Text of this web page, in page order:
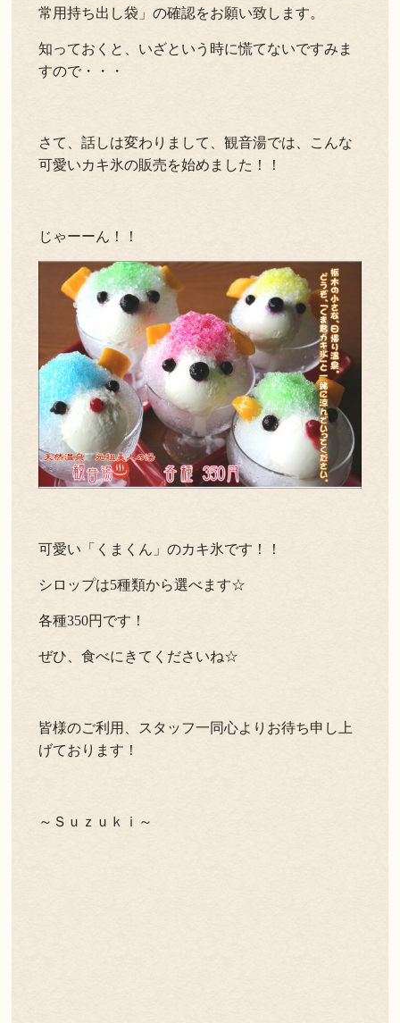
常用持ち出し袋」の確認をお願い致します。
知っておくと、いざという時に慌てないですみま
すので・・・
さて、話しは変わりまして、観音湯では、こんな
可愛いカキ氷の販売を始めました！！
じゃーーん！！
可愛い「くまくん」のカキ氷です！！
シロップは5種類から選べます☆
各種350円です！
ぜひ、食べにきてくださいね☆
皆様のご利用、スタッフ一同心よりお待ち申し上
げております！
～Ｓｕｚｕｋｉ～